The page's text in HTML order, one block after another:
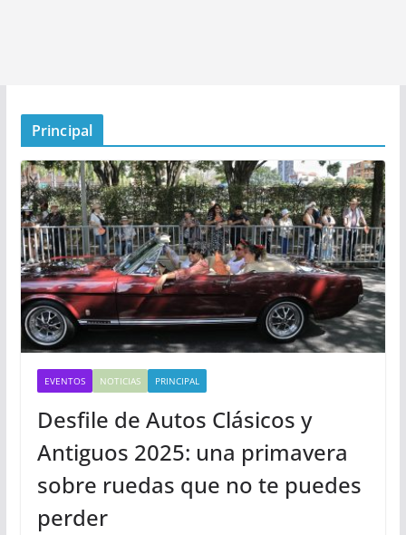
Principal
EVENTOS NOTICIAS PRINCIPAL
Desfile de Autos Clásicos y
Antiguos 2025: una primavera
sobre ruedas que no te puedes
perder